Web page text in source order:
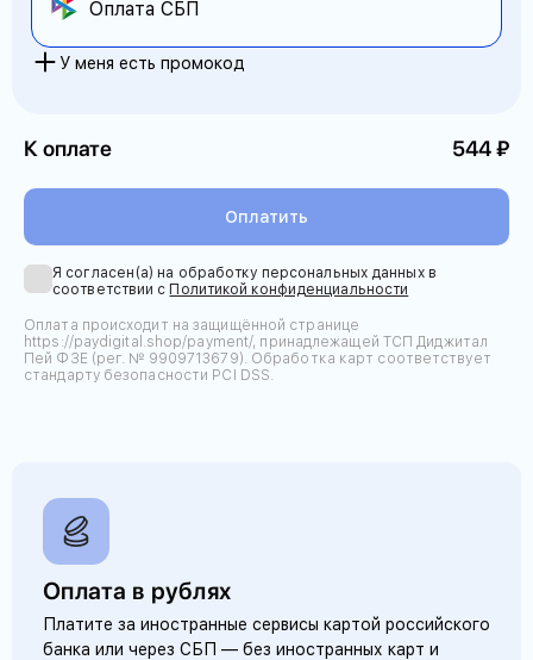
Оплата СБП
У меня есть промокод
К оплате 544
Оплатить
Я согласен(а) на обработку персональных данных в
соответствии с Политикой конфиденциальности
Оплата происходит на защищённой странице
https://paydigital.shop/payment/, принадлежащей ТСП Диджитал
Пей ФЗЕ (рег. № 9909713679). Обработка карт соответствует
стандарту безопасности PCI DSS.
Оплата в рублях
Платите за иностранные сервисы картой российского
банка или через СБП — без иностранных карт и